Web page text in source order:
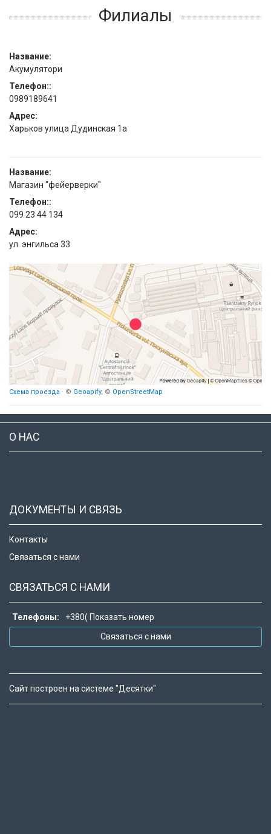
Филиалы
Название:
Акумулятори
Телефон::
0989189641
Адрес:
Харьков улица Дудинская 1а
Название:
Магазин "фейерверки"
Телефон::
099 23 44 134
Адрес:
ул. энгильса 33
Схема проезда · © Geoapify, © OpenStreetMap
О НАС
ДОКУМЕНТЫ И СВЯЗЬ
Контакты
Связаться с нами
СВЯЗАТЬСЯ С НАМИ
Телефоны: +380( Показать номер
Связаться с нами
Сайт построен на системе "Десятки"